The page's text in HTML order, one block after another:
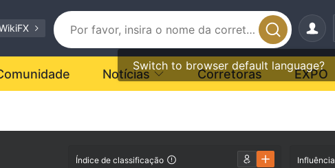
Switch to browser default language?
Notícias Corretoras EXPO
Índice de classificação
Influência